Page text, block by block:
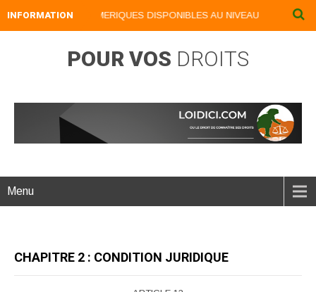
INFORMATION
NOS LIVRES NUMERIQUES DISPONIBLES AU NIVEAU DU MENU
POUR VOS DROITS
Menu
CHAPITRE 2 : CONDITION JURIDIQUE